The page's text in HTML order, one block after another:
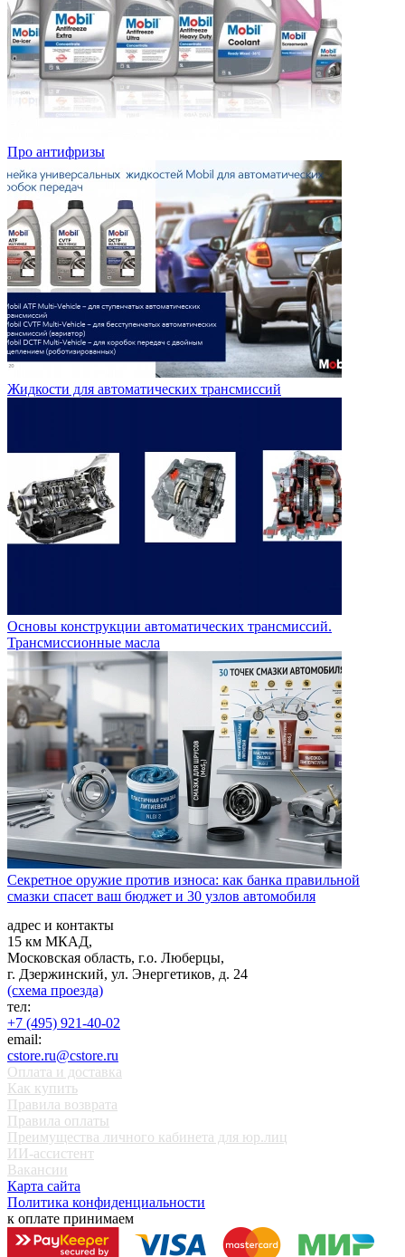
Про антифризы
Жидкости для автоматических трансмиссий
Основы конструкции автоматических трансмиссий.
Трансмиссионные масла
Секретное оружие против износа: как банка правильной
смазки спасет ваш бюджет и 30 узлов автомобиля
адрес и контакты
15 км МКАД,
Московская область, г.о. Люберцы,
г. Дзержинский, ул. Энергетиков, д. 24
(схема проезда)
тел:
+7 (495) 921-40-02
email:
cstore.ru@cstore.ru
Оплата и доставка
Как купить
Правила возврата
Правила оплаты
Преимущества личного кабинета для юр.лиц
ИИ-ассистент
Вакансии
Карта сайта
Политика конфиденциальности
к оплате принимаем